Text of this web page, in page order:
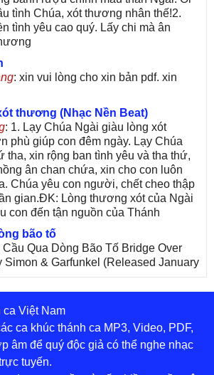
tình Chúa, xót thương nhân thế!2.
tình yêu cao quý. Lấy chi mà ân
: xin vui lòng cho xin bản pdf. xin
thương (Nhạc Nền Beat)
: 1. Lạy Chúa Ngài giàu lòng xót
phù giúp con đêm ngày. Lạy Chúa
tha, xin rộng ban tình yêu và tha thứ,
ân chan chứa, xin cho con luôn
Chúa yêu con người, chết cheo thập
gian.ĐK: Lòng thương xót của Ngài
con đến tận nguồn của Thánh
bão tố
Cầu Qua Dòng Bão Tố Bridge Over
Simon & Garfunkel (Released January
Nhạc Sĩ Vũ Đức Nghiêm Trình Bày:
lời chưa.Cám ơn
,bai ca dang me.gia ân
Việt Nam
ca khúc thánh ca MP3, Video, PDF,
âm để quý độc giả có thể nghe nhạc
tuyến.